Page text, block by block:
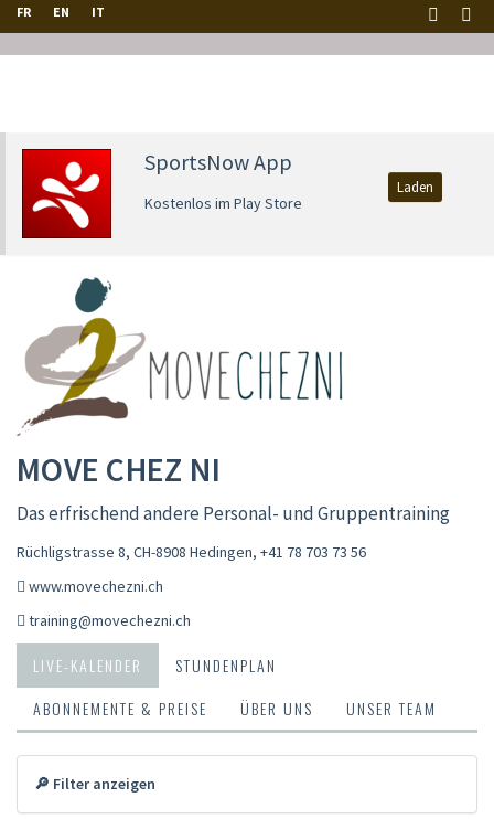
FR EN IT
SportsNow App
Kostenlos im Play Store
Laden
MOVE CHEZ NI
Das erfrischend andere Personal- und Gruppentraining
Rüchligstrasse 8, CH-8908 Hedingen, +41 78 703 73 56
www.movechezni.ch
training@movechezni.ch
LIVE-KALENDER
STUNDENPLAN
ABONNEMENTE & PREISE
ÜBER UNS UNSER TEAM
🔎 Filter anzeigen